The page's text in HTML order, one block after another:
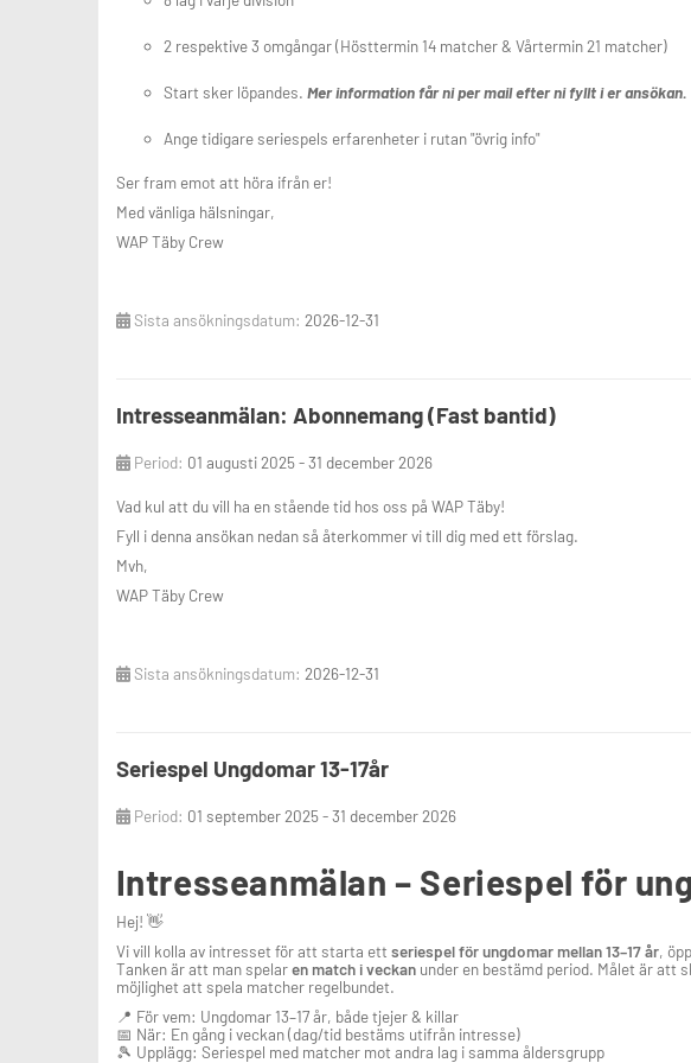
2 respektive 3 omgångar (Hösttermin 14 matcher & Vårtermin 21 matcher)
Start sker löpandes. Mer information får ni per mail efter ni fyllt i er ansökan.
Ange tidigare seriespels erfarenheter i rutan "övrig info"
Ser fram emot att höra ifrån er!
Med vänliga hälsningar,
WAP Täby Crew
Sista ansökningsdatum: 2026-12-31
Intresseanmälan: Abonnemang (Fast bantid)
Period: 01 augusti 2025 - 31 december 2026
Vad kul att du vill ha en stående tid hos oss på WAP Täby!
Fyll i denna ansökan nedan så återkommer vi till dig med ett förslag.
Mvh,
WAP Täby Crew
Sista ansökningsdatum: 2026-12-31
Seriespel Ungdomar 13-17år
Period: 01 september 2025 - 31 december 2026
Intresseanmälan – Seriespel för
Hej! 👋
Vi vill kolla av intresset för att starta ett seriespel för ungdomar mellan 13–17 år,
Tanken är att man spelaren match i veckanunder en bestämd period. Målet är att
möjlighet att spela matcher regelbundet.
📍 För vem: Ungdomar 13–17 år, både tjejer & killar
📅 När: En gång i veckan (dag/tid bestäms utifrån intresse)
🎾 Upplägg: Seriespel med matcher mot andra lag i samma åldersgrupp